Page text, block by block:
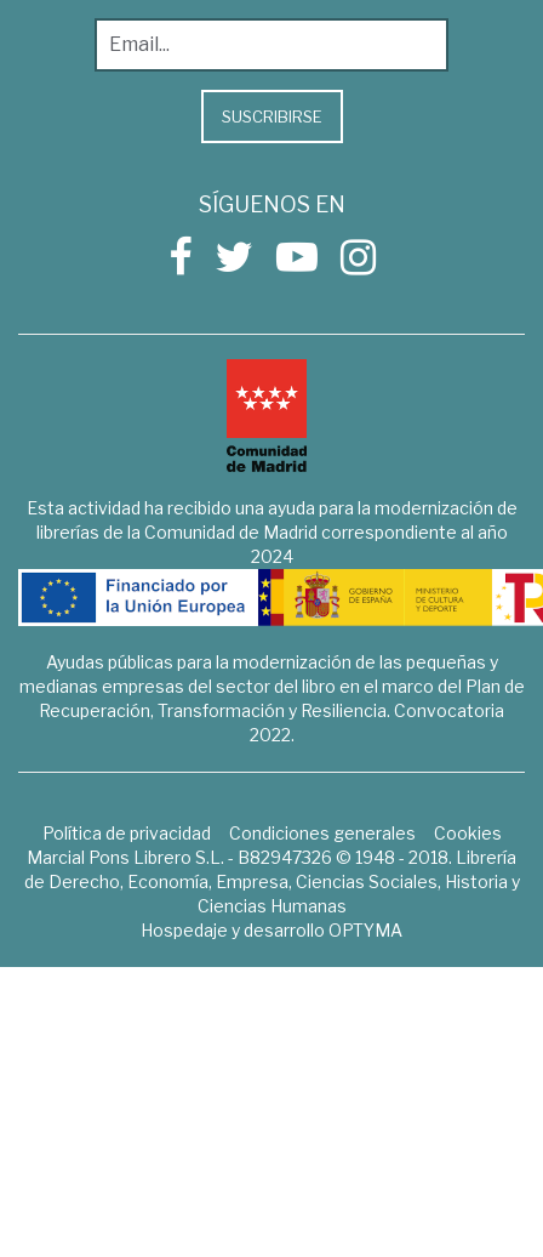
SUSCRIBIRSE
SÍGUENOS EN
Esta actividad ha recibido una ayuda para la modernización de
librerías de la Comunidad de Madrid correspondiente al año
2024
Ayudas públicas para la modernización de las pequeñas y
medianas empresas del sector del libro en el marco del Plan de
Recuperación, Transformación y Resiliencia. Convocatoria
2022.
Política de privacidad Condiciones generales
Cookies
Marcial Pons Librero S.L. - B82947326 © 1948 - 2018. Librería
de Derecho, Economía, Empresa, Ciencias Sociales, Historia y
Ciencias Humanas
Hospedaje y desarrollo OPTYMA